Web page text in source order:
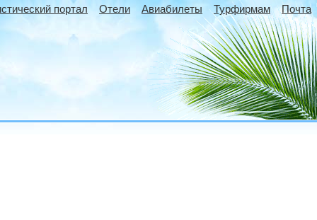
портал Отели Авиабилеты Турфирмам Почта